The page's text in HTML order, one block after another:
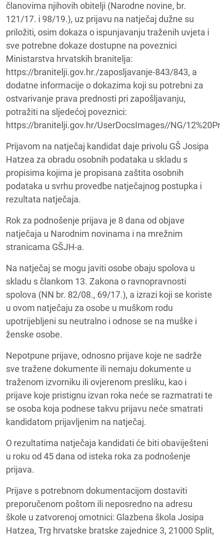
članovima njihovih obitelji (Narodne novine, br.
121/17. i 98/19.), uz prijavu na natječaj dužne su
priložiti, osim dokaza o ispunjavanju traženih uvjeta i
sve potrebne dokaze dostupne na poveznici
Ministarstva hrvatskih branitelja:
https://branitelji.gov.hr./zaposljavanje-843/843, a
dodatne informacije o dokazima koji su potrebni za
ostvarivanje prava prednosti pri zapošljavanju,
potražiti na sljedećoj poveznici:
https://branitelji.gov.hr/UserDocsImages//NG/
Prijavom na natječaj kandidat daje privolu GŠ Josipa
Hatzea za obradu osobnih podataka u skladu s
propisima kojima je propisana zaštita osobnih
podataka u svrhu provedbe natječajnog postupka i
rezultata natječaja.
Rok za podnošenje prijava je 8 dana od objave
natječaja u Narodnim novinama i na mrežnim
stranicama GŠJH-a.
Na natječaj se mogu javiti osobe obaju spolova u
skladu s člankom 13. Zakona o ravnopravnosti
spolova (NN br. 82/08., 69/17.), a izrazi koji se koriste
u ovom natječaju za osobe u muškom rodu
upotrijebljeni su neutralno i odnose se na muške i
ženske osobe.
Nepotpune prijave, odnosno prijave koje ne sadrže
sve tražene dokumente ili nemaju dokumente u
traženom izvorniku ili ovjerenom presliku, kao i
prijave koje pristignu izvan roka neće se razmatrati te
se osoba koja podnese takvu prijavu neće smatrati
kandidatom prijavljenim na natječaj.
O rezultatima natječaja kandidati će biti obaviješteni
u roku od 45 dana od isteka roka za podnošenje
prijava.
Prijave s potrebnom dokumentacijom dostaviti
preporučenom poštom ili neposredno na adresu
škole u zatvorenoj omotnici: Glazbena škola Josipa
Hatzea, Trg hrvatske bratske zajednice 3, 21000 Split,